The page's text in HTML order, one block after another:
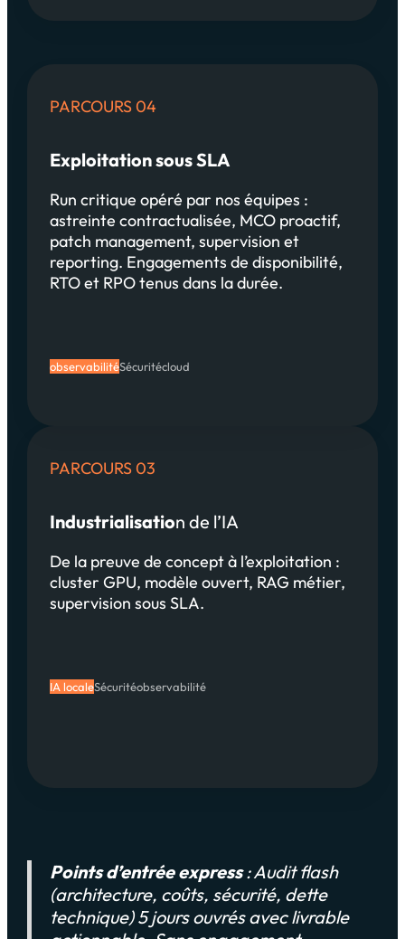
PARCOURS 03
Industrialisation de l’IA
De la preuve de concept à l’exploitation :
cluster GPU, modèle ouvert, RAG métier,
supervision sous SLA.
IA localeSécuritéobservabilité
PARCOURS 04
Exploitation sous SLA
Run critique opéré par nos équipes :
astreinte contractualisée, MCO proactif,
patch management, supervision et
reporting. Engagements de disponibilité,
RTO et RPO tenus dans la durée.
observabilitéSécuritécloud
Points d’entrée express: Audit flash
(architecture, coûts, sécurité, dette
technique) 5 jours ouvrés avec livrable